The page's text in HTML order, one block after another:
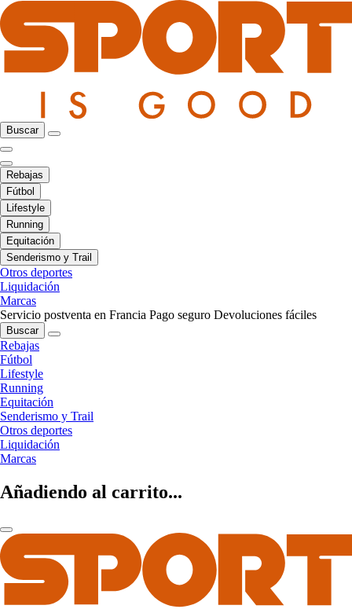
Buscar
Rebajas
Fútbol
Lifestyle
Running
Equitación
Senderismo y Trail
Otros deportes
Liquidación
Marcas
Servicio postventa en Francia Pago seguro Devoluciones fáciles
Buscar
Rebajas
Fútbol
Lifestyle
Running
Equitación
Senderismo y Trail
Otros deportes
Liquidación
Marcas
Añadiendo al carrito...